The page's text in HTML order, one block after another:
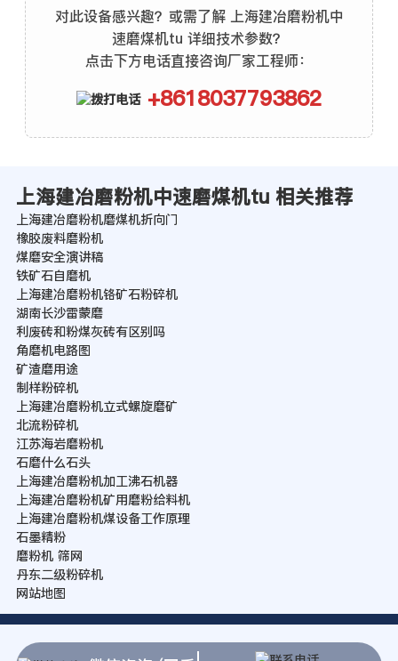
对此设备感兴趣？或需了解 上海建冶磨粉机中
速磨煤机tu 详细技术参数？
点击下方电话直接咨询厂家工程师：
+8618037793862
上海建冶磨粉机中速磨煤机tu 相关推荐
上海建冶磨粉机磨煤机折向门
橡胶废料磨粉机
煤磨安全演讲稿
铁矿石自磨机
上海建冶磨粉机铬矿石粉碎机
湖南长沙雷蒙磨
利废砖和粉煤灰砖有区别吗
角磨机电路图
矿渣磨用途
制样粉碎机
上海建冶磨粉机立式螺旋磨矿
北流粉碎机
江苏海岩磨粉机
石磨什么石头
上海建冶磨粉机加工沸石机器
上海建冶磨粉机矿用磨粉给料机
上海建冶磨粉机煤设备工作原理
石墨精粉
磨粉机 筛网
丹东二级粉碎机
网站地图